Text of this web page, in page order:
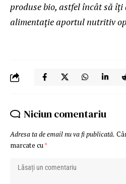
produse bio, astfel încât să
alimentație aportul nutritiv
Niciun comentariu
Adresa ta de email nu va fi publicată.
marcate cu*